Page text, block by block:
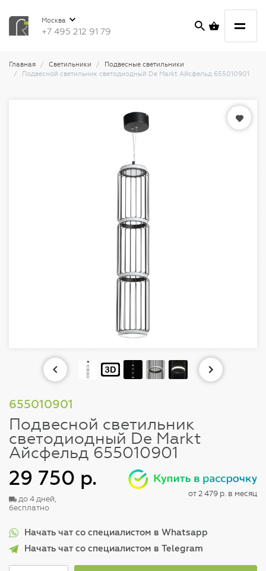
Москва
+7 495 212 91 79
Главная Светильники
Подвесные светильники
Подвесной светильник светодиодный De Markt Айсфельд 655010901
655010901
Подвесной светильник
светодиодный De Markt
Айсфельд 655010901
от 2 479 р. в месяц
29 750 р.
бесплатно
Начать чат со специалистом в Whatsapp
Начать чат со специалистом в Telegram